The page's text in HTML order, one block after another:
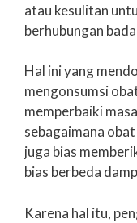
atau kesulitan
berhubungan
Hal ini yang
mengonsumsi
memperbaiki
sebagaimana
juga bias
bias berbeda
Karena hal itu,